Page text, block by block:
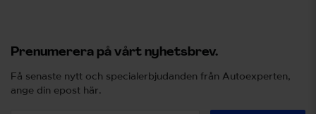
Prenumerera på vårt nyhetsbrev.
Få senaste nytt och specialerbjudanden från Autoexperten,
ange din epost här.